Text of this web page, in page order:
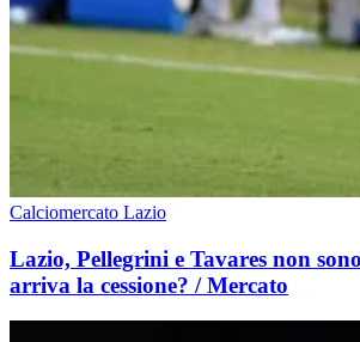
Calciomercato Lazio
Lazio, Pellegrini e Tavares non
arriva la cessione? / Mercato